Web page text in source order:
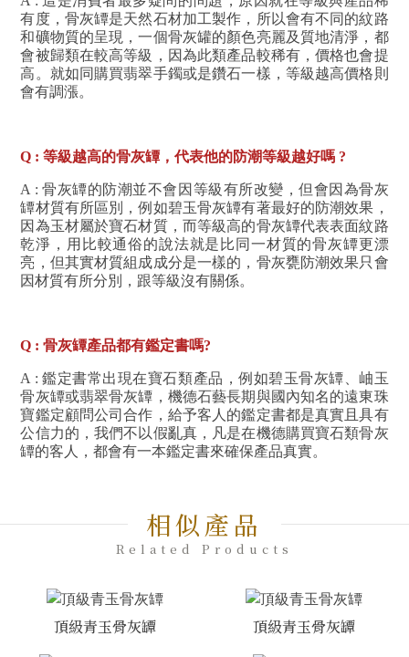
有度，骨灰罈是天然石材加工製作，所以會有不同的紋路
和礦物質的呈現，一個骨灰罐的顏色亮麗及質地清淨，都
會被歸類在較高等級，因為此類產品較稀有，價格也會提
高。就如同購買翡翠手鐲或是鑽石一樣，等級越高價格則
會有調漲。
Q : 等級越高的骨灰罈，代表他的防潮等級越好嗎 ?
A : 骨灰罈的防潮並不會因等級有所改變，但會因為骨灰
罈材質有所區別，例如碧玉骨灰罈有著最好的防潮效果，
因為玉材屬於寶石材質，而等級高的骨灰罈代表表面紋路
乾淨，用比較通俗的說法就是比同一材質的骨灰罈更漂
亮，但其實材質組成成分是一樣的，骨灰甕防潮效果只會
因材質有所分別，跟等級沒有關係。
Q : 骨灰罈產品都有鑑定書嗎?
A : 鑑定書常出現在寶石類產品，例如碧玉骨灰罈、岫玉
骨灰罈或翡翠骨灰罈，機德石藝長期與國內知名的遠東珠
寶鑑定顧問公司合作，給予客人的鑑定書都是真實且具有
公信力的，我們不以假亂真，凡是在機德購買寶石類骨灰
罈的客人，都會有一本鑑定書來確保產品真實。
相似產品
Related Products
頂級青玉骨灰罈 頂級青玉骨灰罈